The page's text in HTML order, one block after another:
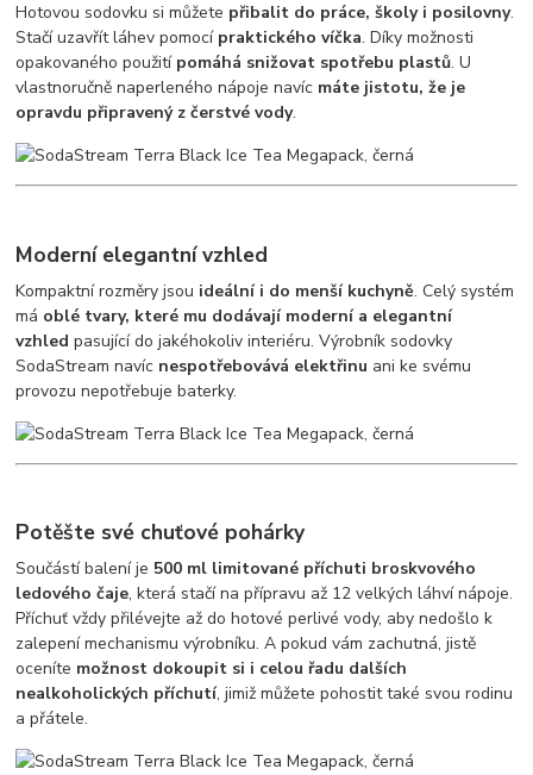
Hotovou sodovku si můžete přibalit do práce, školy i posilovny.
Stačí uzavřít láhev pomocí praktického víčka. Díky možnosti
opakovaného použití pomáhá snižovat spotřebu plastů. U
vlastnoručně naperleného nápoje navíc máte jistotu, že je
opravdu připravený z čerstvé vody.
Moderní elegantní vzhled
Kompaktní rozměry jsou ideální i do menší kuchyně. Celý systém
má oblé tvary, které mu dodávají moderní a elegantní
vzhled pasující do jakéhokoliv interiéru. Výrobník sodovky
SodaStream navíc nespotřebovává elektřinu ani ke svému
provozu nepotřebuje baterky.
Potěšte své chuťové pohárky
Součástí balení je 500 ml limitované příchuti broskvového
ledového čaje, která stačí na přípravu až 12 velkých láhví nápoje.
Příchuť vždy přilévejte až do hotové perlivé vody, aby nedošlo k
zalepení mechanismu výrobníku. A pokud vám zachutná, jistě
oceníte možnost dokoupit si i celou řadu dalších
nealkoholických příchutí, jimiž můžete pohostit také svou rodinu
a přátele.